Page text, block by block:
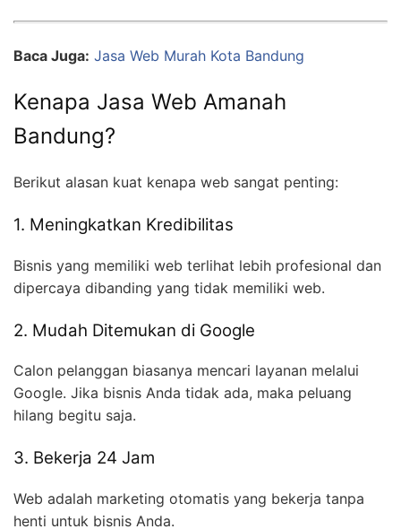
Baca Juga: Jasa Web Murah Kota Bandung
Kenapa Jasa Web Amanah
Bandung?
Berikut alasan kuat kenapa web sangat penting:
1. Meningkatkan Kredibilitas
Bisnis yang memiliki web terlihat lebih profesional dan
dipercaya dibanding yang tidak memiliki web.
2. Mudah Ditemukan di Google
Calon pelanggan biasanya mencari layanan melalui
Google. Jika bisnis Anda tidak ada, maka peluang
hilang begitu saja.
3. Bekerja 24 Jam
Web adalah marketing otomatis yang bekerja tanpa
henti untuk bisnis Anda.